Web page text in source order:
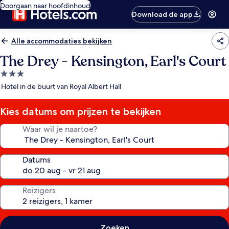
Doorgaan naar hoofdinhoud
Download de app
Alle accommodaties bekijken
The Drey - Kensington, Earl's Court
3.0-
sterrenaccommodatie
Hotel in de buurt van Royal Albert Hall
Kies datums om prijzen te bekijken
Waar wil je naartoe?
Datums
Reizigers